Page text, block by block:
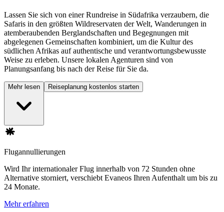
Lassen Sie sich von einer Rundreise in Südafrika verzaubern, die
Safaris in den größten Wildreservaten der Welt, Wanderungen in
atemberaubenden Berglandschaften und Begegnungen mit
abgelegenen Gemeinschaften kombiniert, um die Kultur des
südlichen Afrikas auf authentische und verantwortungsbewusste
Weise zu erleben. Unsere lokalen Agenturen sind von
Planungsanfang bis nach der Reise für Sie da.
Mehr lesen Reiseplanung kostenlos starten
Flugannullierungen
Wird Ihr internationaler Flug innerhalb von 72 Stunden ohne
Alternative storniert, verschiebt Evaneos Ihren Aufenthalt um bis zu
24 Monate.
Mehr erfahren